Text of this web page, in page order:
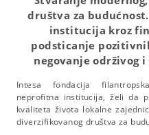
društva za budućnost.
institucija kroz
podsticanje
negovanje održivog
Intesa fondacija
neprofitna institucija, želi da
kvaliteta života lokalne
diverzifikovanog društva za